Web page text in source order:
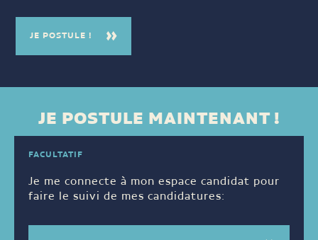
JE POSTULE !
JE POSTULE MAINTENANT !
FACULTATIF
Je me connecte à mon espace candidat pour
faire le suivi de mes candidatures: